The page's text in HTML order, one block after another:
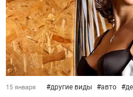
15 января #другие виды #авто #